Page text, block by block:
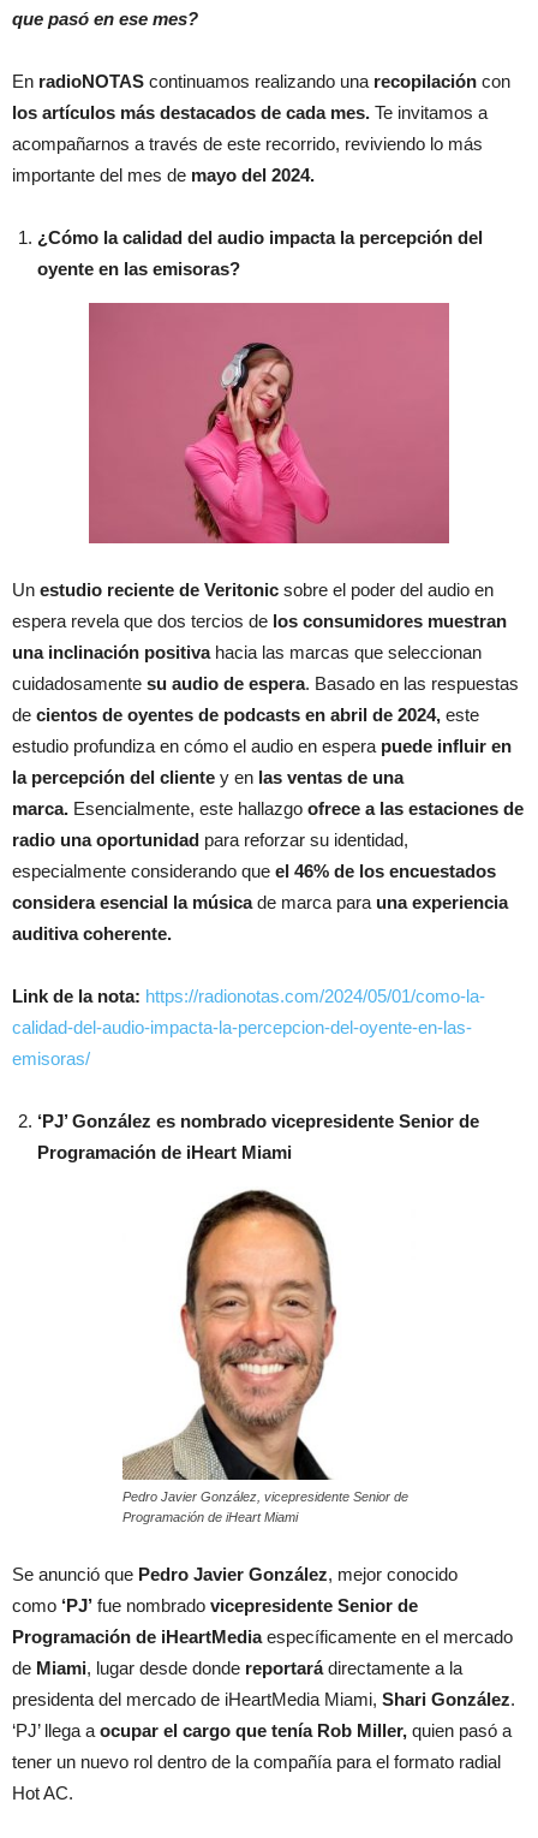
que pasó en ese mes?
En radioNOTAS continuamos realizando una recopilación con
los artículos más destacados de cada mes. Te invitamos a
acompañarnos a través de este recorrido, reviviendo lo más
importante del mes de mayo del 2024.
¿Cómo la calidad del audio impacta la percepción del
oyente en las emisoras?
Un estudio reciente de Veritonic sobre el poder del audio en
espera revela que dos tercios de los consumidores muestran
una inclinación positivahacia las marcas que seleccionan
cuidadosamente su audio de espera. Basado en las respuestas
de cientos de oyentes de podcasts en abril de 2024, este
estudio profundiza en cómo el audio en espera puede influir en
la percepción del cliente y en las ventas de una
marca. Esencialmente, este hallazgo ofrece a las estaciones de
radio una oportunidad para reforzar su identidad,
especialmente considerando que el 46% de los encuestados
considera esencial la músicade marca para una experiencia
auditiva coherente.
Link de la nota: https://radionotas.com/2024/05/01/como-la-
calidad-del-audio-impacta-la-percepcion-del-oyente-en-las-
emisoras/
‘PJ’ González es nombrado vicepresidente Senior de
Programación de iHeart Miami
Pedro Javier González, vicepresidente Senior de
Programación de iHeart Miami
Se anunció que Pedro Javier González, mejor conocido
como ‘PJ’ fue nombrado vicepresidente Senior de
Programación de iHeartMediaespecíficamente en el mercado
de Miami, lugar desde donde reportarádirectamente a la
presidenta del mercado de iHeartMedia Miami, Shari González.
‘PJ’ llega aocupar el cargo que tenía Rob Miller, quien pasó a
tener un nuevo rol dentro de la compañía para el formato radial
Hot AC.